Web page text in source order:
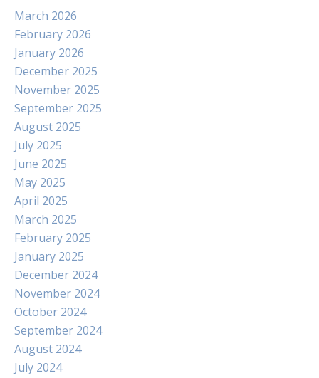
March 2026
February 2026
January 2026
December 2025
November 2025
September 2025
August 2025
July 2025
June 2025
May 2025
April 2025
March 2025
February 2025
January 2025
December 2024
November 2024
October 2024
September 2024
August 2024
July 2024